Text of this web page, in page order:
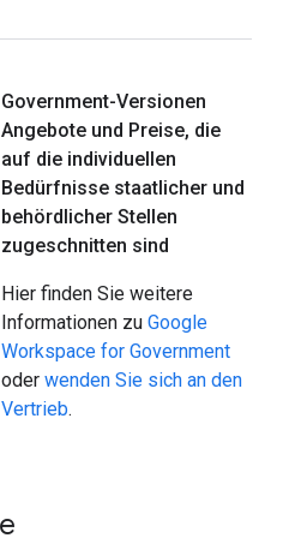
Government-Versionen
Angebote und Preise, die
auf die individuellen
Bedürfnisse staatlicher und
behördlicher Stellen
zugeschnitten sind
Hier finden Sie weitere
Informationen zu Google
Workspace for Government
oder wenden Sie sich an den
Vertrieb.